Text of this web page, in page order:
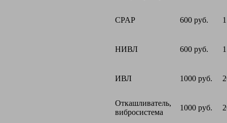
CPAP 600 руб.
НИВЛ 600 руб.
ИВЛ 1000 руб.
Откашливатель,
вибросистема
1000 руб.